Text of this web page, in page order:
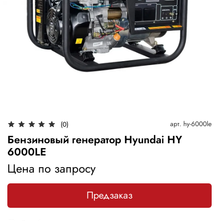
(0) арт. hy-6000le
Бензиновый генератор Hyundai HY
6000LE
Цена по запросу
Предзаказ